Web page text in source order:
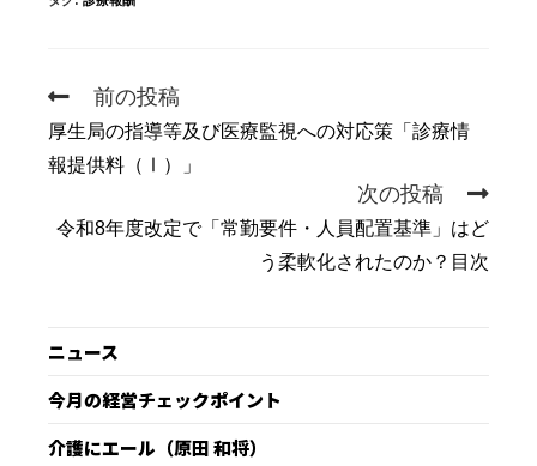
前の投稿
厚生局の指導等及び医療監視への対応策「診療情
報提供料（Ⅰ）」
次の投稿
令和8年度改定で「常勤要件・人員配置基準」はど
う柔軟化されたのか？目次
ニュース
今月の経営チェックポイント
介護にエール（原田 和将）